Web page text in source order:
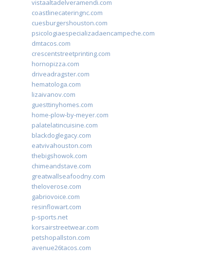
vistaaltadelveramendi.com
coastlinecateringnc.com
cuesburgershouston.com
psicologiaespecializadaencampeche.com
dmtacos.com
crescentstreetprinting.com
hornopizza.com
driveadragster.com
hematologa.com
lizaivanov.com
guesttinyhomes.com
home-plow-by-meyer.com
palatelatincuisine.com
blackdoglegacy.com
eatvivahouston.com
thebigshowok.com
chimeandstave.com
greatwallseafoodny.com
theloverose.com
gabriovoice.com
resinflowart.com
p-sports.net
korsairstreetwear.com
petshopallston.com
avenue26tacos.com